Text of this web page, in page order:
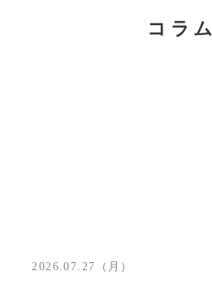
コラム
2026.07.27（月）